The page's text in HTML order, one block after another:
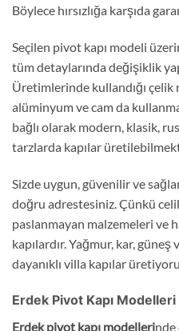
Böylece hırsızlığa karşıda
Seçilen pivot kapı modeli
tüm detaylarında değişiklik
Üretimlerinde kullandığı çelik
alüminyum ve cam da
bağlı olarak modern, klasik,
tarzlarda kapılar
Sizde uygun, güvenilir ve
doğru adrestesiniz. Çünkü
paslanmayan malzemeleri ve
kapılardır. Yağmur, kar,
dayanıklı villa kapılar
Erdek Pivot Kapı Modelleri
Erdek pivot kapı modellerinde